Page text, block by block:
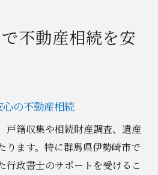
不動産相続を安
の不動産相続
戸籍収集や相続財産調査、遺産
ります。特に群馬県伊勢崎市で
行政書士のサポートを受けるこ